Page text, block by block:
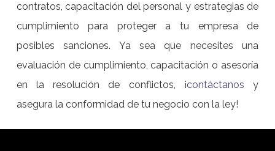
contratos, capacitación del personal y estrategias de
cumplimiento para proteger a tu empresa de
posibles sanciones. Ya sea que necesites una
evaluación de cumplimiento, capacitación o asesoría
en la resolución de conflictos, ¡contáctanos y
asegura la conformidad de tu negocio con la ley!